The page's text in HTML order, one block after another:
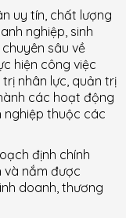
uy tín, chất lượng
nghiệp, sinh
sâu về
hiện công việc
nhân lực, quản trị
các hoạt động
nghiệp thuộc các
định chính
và nắm được
doanh, thương